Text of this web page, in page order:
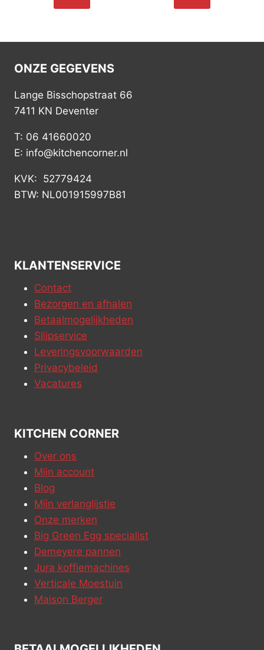
ONZE GEGEVENS
Lange Bisschopstraat 66
7411 KN Deventer
T: 06 41660020
E: info@kitchencorner.nl
KVK: 52779424
BTW: NL001915997B81
KLANTENSERVICE
Contact
Bezorgen en afhalen
Betaalmogelijkheden
Slijpservice
Leveringsvoorwaarden
Privacybeleid
Vacatures
KITCHEN CORNER
Over ons
Mijn account
Blog
Mijn verlanglijstje
Onze merken
Big Green Egg specialist
Demeyere pannen
Jura koffiemachines
Verticale Moestuin
Maison Berger